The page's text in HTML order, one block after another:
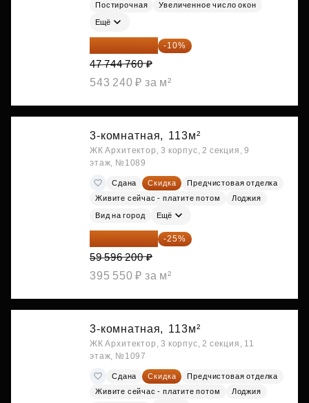
Постирочная
Увеличенное число окон
Ещё
42 970 284 ₽ -10%
47 744 760 ₽
543 240 ₽ за м²
3-комнатная, 113м²
ЖК Архитектор, 3 корпус, 2 секция, 9
этаж, №1089
Сдана Скидка
Предчистовая отделка
Живите сейчас - платите потом
Лоджия
Вид на город Ещё
44 697 150 ₽ -25%
59 596 200 ₽
395 550 ₽ за м²
3-комнатная, 113м²
ЖК Архитектор, 3 корпус, 2 секция, 11
этаж, №1097
Сдана Скидка
Предчистовая отделка
Живите сейчас - платите потом
Лоджия